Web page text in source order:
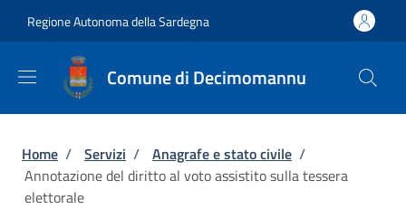
Regione Autonoma della Sardegna
Comune di Decimomannu
Briciole di pane
Home / Servizi / Anagrafe e stato civile /
Annotazione del diritto al voto assistito sulla tessera
elettorale